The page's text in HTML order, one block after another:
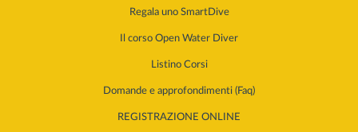
Regala uno SmartDive
Il corso Open Water Diver
Listino Corsi
Domande e approfondimenti (Faq)
REGISTRAZIONE ONLINE